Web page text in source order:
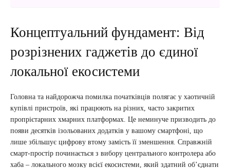
Концептуальний фундамент: Від
розрізнених гаджетів до єдиної
локальної екосистеми
Головна та найдорожча помилка початківців полягає у хаотичній
купівлі пристроїв, які працюють на різних, часто закритих
пропрієтарних хмарних платформах. Це неминуче призводить до
появи десятків ізольованих додатків у вашому смартфоні, що
лише збільшує цифрову втому замість її зменшення. Справжній
смарт-простір починається з вибору центрального контролера або
хаба – локального мозку всієї екосистеми, який здатний об’єднати